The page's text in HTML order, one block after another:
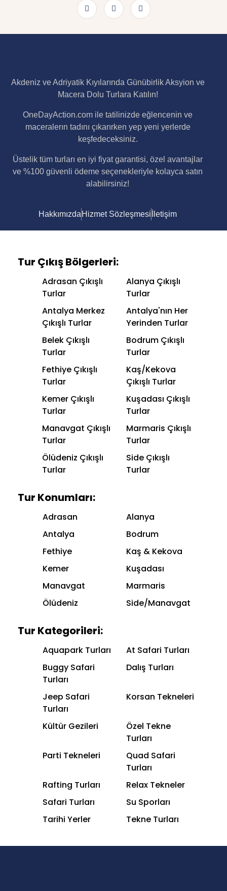
Akdeniz ve Adriyatik Kıyılarında Günübirlik Aksyion ve
Macera Dolu Turlara Katılın!
OneDayAction.com ile tatilinizde eğlencenin ve
maceralerın tadını çıkarırken yep yeni yerlerde
keşfedeceksiniz.
Üstelik tüm turları en iyi fiyat garantisi, özel avantajlar
ve %100 güvenli ödeme seçenekleriyle kolayca satın
alabilirsiniz!
Hakkımızda Hizmet Sözleşmesi İletişim
Tur Çıkış Bölgerleri:
Adrasan Çıkışlı
Turlar
Alanya Çıkışlı
Turlar
Antalya Merkez
Çıkışlı Turlar
Antalya'nın Her
Yerinden Turlar
Belek Çıkışlı
Turlar
Bodrum Çıkışlı
Turlar
Fethiye Çıkışlı
Turlar
Kaş/Kekova
Çıkışlı Turlar
Kemer Çıkışlı
Turlar
Kuşadası Çıkışlı
Turlar
Manavgat Çıkışlı
Turlar
Marmaris Çıkışlı
Turlar
Ölüdeniz Çıkışlı
Turlar
Side Çıkışlı
Turlar
Tur Konumları:
Adrasan
Alanya
Antalya
Bodrum
Fethiye
Kaş & Kekova
Kemer
Kuşadası
Manavgat
Marmaris
Ölüdeniz
Side/Manavgat
Tur Kategorileri:
Aquapark Turları
At Safari Turları
Buggy Safari
Turları
Dalış Turları
Jeep Safari
Turları
Korsan Tekneleri
Kültür Gezileri
Özel Tekne
Turları
Parti Tekneleri
Quad Safari
Turları
Rafting Turları
Relax Tekneler
Safari Turları
Su Sporları
Tarihi Yerler
Tekne Turları